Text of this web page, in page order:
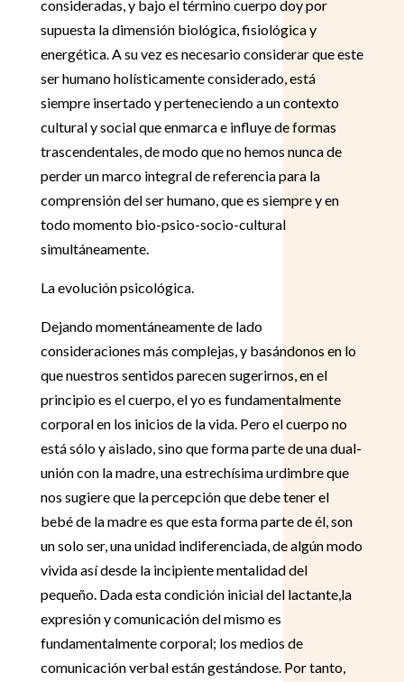
consideradas, y bajo el término cuerpo doy por
supuesta la dimensión biológica, fisiológica y
energética. A su vez es necesario considerar que este
ser humano holísticamente considerado, está
siempre insertado y perteneciendo a un contexto
cultural y social que enmarca e influye de formas
trascendentales, de modo que no hemos nunca de
perder un marco integral de referencia para la
comprensión del ser humano, que es siempre y en
todo momento bio-psico-socio-cultural
simultáneamente.
La evolución psicológica.
Dejando momentáneamente de lado
consideraciones más complejas, y basándonos en lo
que nuestros sentidos parecen sugerirnos, en el
principio es el cuerpo, el yo es fundamentalmente
corporal en los inicios de la vida. Pero el cuerpo no
está sólo y aislado, sino que forma parte de una dual-
unión con la madre, una estrechísima urdimbre que
nos sugiere que la percepción que debe tener el
bebé de la madre es que esta forma parte de él, son
un solo ser, una unidad indiferenciada, de algún modo
vivida así desde la incipiente mentalidad del
pequeño. Dada esta condición inicial del lactante,la
expresión y comunicación del mismo es
fundamentalmente corporal; los medios de
comunicación verbal están gestándose. Por tanto,